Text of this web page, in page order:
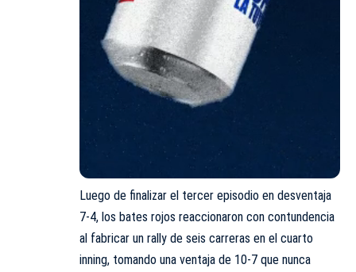
Luego de finalizar el tercer episodio en desventaja
7-4, los bates rojos reaccionaron con contundencia
al fabricar un rally de seis carreras en el cuarto
inning, tomando una ventaja de 10-7 que nunca